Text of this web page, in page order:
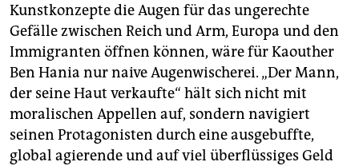
Kunstkonzepte die Augen für das ungerechte
Gefälle zwischen Reich und Arm, Europa und den
Immigranten öffnen können, wäre für Kaouther
Ben Hania nur naive Augenwischerei. „Der Mann,
der seine Haut verkaufte“ hält sich nicht mit
moralischen Appellen auf, sondern navigiert
seinen Protagonisten durch eine ausgebuffte,
global agierende und auf viel überflüssiges Geld